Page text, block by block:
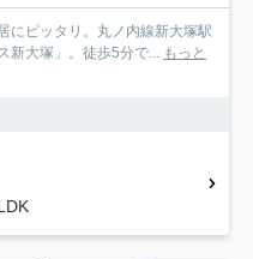
にピッタリ。丸ノ内線新大塚駅
新大塚」。徒歩5分で... もっと